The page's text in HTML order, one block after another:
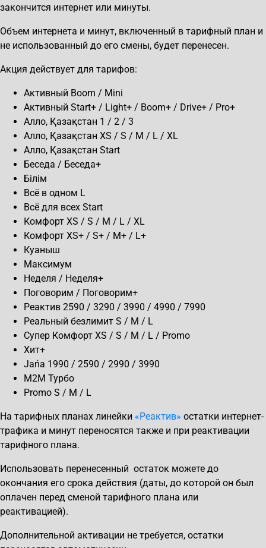
закончится интернет или минуты.
Объем интернета и минут, включенный в тарифный план и
не использованный до его смены, будет перенесен.
Акция действует для тарифов:
Активный Boom / Mini
Активный Start+ / Light+ / Boom+ / Drive+ / Pro+
Алло, Қазақстан 1 / 2 / 3
Алло, Қазақстан XS / S / M / L / XL
Алло, Қазақстан Start
Беседа / Беседа+
Бiлiм
Всё в одном L
Всё для всех Start
Комфорт XS / S / M / L / XL
Комфорт XS+ / S+ / M+ / L+
Куаныш
Максимум
Неделя / Неделя+
Поговорим / Поговорим+
Реактив 2590 / 3290 / 3990 / 4990 / 7990
Реальный безлимит S / M / L
Супер Комфорт XS / S / M / L / Promo
Хит+
Jańa 1990 / 2590 / 2990 / 3990
М2М Турбо
Promo S / M / L
На тарифных планах линейки «Реактив» остатки интернет-
трафика и минут переносятся также и при реактивации
тарифного плана.
Использовать перенесенный остаток можете до
окончания его срока действия (даты, до которой он был
оплачен перед сменой тарифного плана или
реактивацией).
Дополнительной активации не требуется, остатки